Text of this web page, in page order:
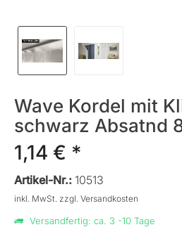
Wave Kordel mit
schwarz Absatnd
1,14 € *
Artikel-Nr.: 10513
inkl. MwSt. zzgl. Versandkosten
Versandfertig: ca. 3 -10 Tage